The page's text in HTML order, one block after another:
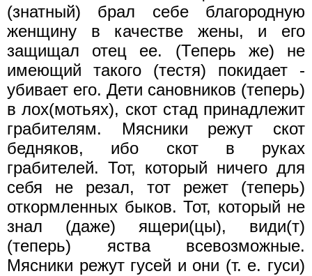
(знатный) брал себе благородную
женщину в качестве жены, и его
защищал отец ее. (Теперь же) не
имеющий такого (тестя) покидает -
убивает его. Дети сановников (теперь)
в лох(мотьях), скот стад принадлежит
грабителям. Мясники режут скот
бедняков, ибо скот в руках
грабителей. Тот, который ничего для
себя не резал, тот режет (теперь)
откормленных быков. Тот, который не
знал (даже) ящери(цы), види(т)
(теперь) яства всевозможные.
Мясники режут гусей и они (т. е. гуси)